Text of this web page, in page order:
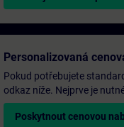
Personalizovaná
Pokud potřebujete
odkaz níže. Nejprve je
Poskytnout cenovou